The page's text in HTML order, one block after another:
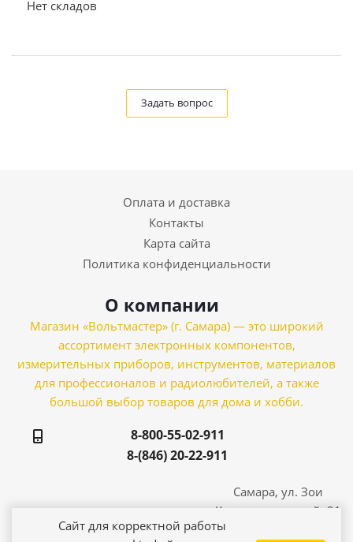
Нет складов
Задать вопрос
Оплата и доставка
Контакты
Карта сайта
Политика конфиденциальности
О компании
Магазин «Вольтмастер» (г. Самара) — это широкий
ассортимент электронных компонентов,
измерительных приборов, инструментов, материалов
для профессионалов и радиолюбителей, а также
большой выбор товаров для дома и хобби.
8-800-55-02-911
8-(846) 20-22-911
Самара, ул. Зои
Космодемьянской, 21
Сайт для корректной работы